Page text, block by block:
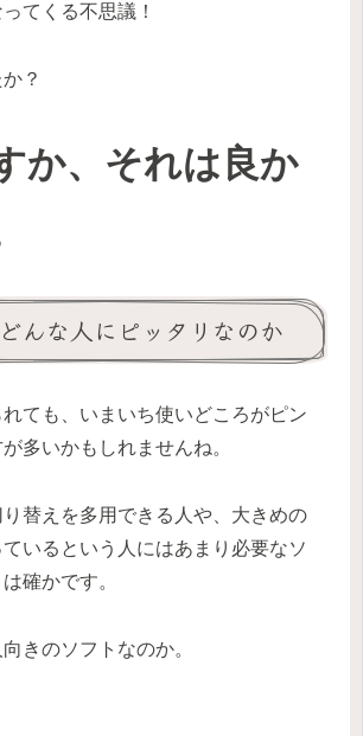
てくる不思議！
？
か、それは良か
んな人にピッタリなのか
ても、いまいち使いどころがピン
多いかもしれませんね。
替えを多用できる人や、大きめの
いるという人にはあまり必要なソ
確かです。
きのソフトなのか。